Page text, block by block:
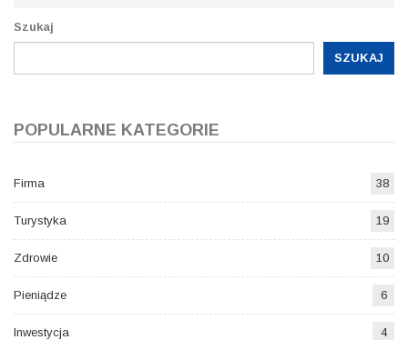
Szukaj
SZUKAJ
POPULARNE KATEGORIE
Firma 38
Turystyka 19
Zdrowie 10
Pieniądze 6
Inwestycja 4